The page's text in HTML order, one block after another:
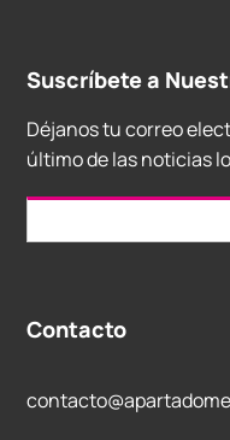
Suscríbete a
Déjanos tu correo
último de las noticias
Contacto